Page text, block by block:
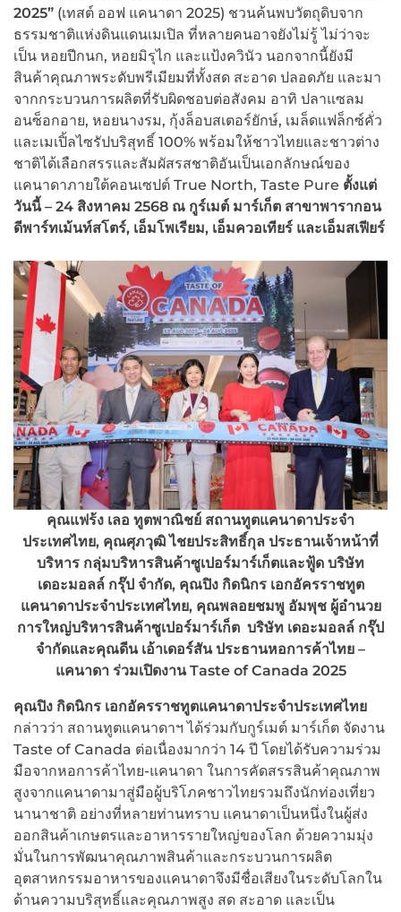
2025” (เทสต์ ออฟ แคนาดา 2025) ชวนค้นพบวัตถุดิบจาก
ธรรมชาติแห่งดินแดนเมเปิล ที่หลายคนอาจยังไม่รู้ ไม่ว่าจะ
เป็น หอยปีกนก, หอยมิรุไก และแป้งควินัว นอกจากนี้ยังมี
สินค้าคุณภาพระดับพรีเมียมที่ทั้งสด สะอาด ปลอดภัย และมา
จากกระบวนการผลิตที่รับผิดชอบต่อสังคม อาทิ ปลาแซลม
อนซ็อกอาย, หอยนางรม, กุ้งล็อบสเตอร์ยักษ์, เมล็ดแฟล็กซ์คั่ว
และเมเปิ้ลไซรัปบริสุทธิ์ 100% พร้อมให้ชาวไทยและชาวต่าง
ชาติได้เลือกสรรและสัมผัสรสชาติอันเป็นเอกลักษณ์ของ
แคนาดาภายใต้คอนเซปต์ True North, Taste Pure ตั้งแต่
วันนี้ – 24 สิงหาคม 2568 ณ กูร์เมต์ มาร์เก็ต สาขาพารากอน
ดีพาร์ทเม้นท์สโตร์, เอ็มโพเรียม, เอ็มควอเทียร์ และเอ็มสเฟียร์
คุณแฟร้ง เลอ ทูตพาณิชย์ สถานทูตแคนาดาประจำ
ประเทศไทย, คุณศุภวุฒิ ไชยประสิทธิ์กุล ประธานเจ้าหน้าที่
บริหาร กลุ่มบริหารสินค้าซูเปอร์มาร์เก็ตและฟู้ด บริษัท
เดอะมอลล์ กรุ๊ป จำกัด, คุณปิง กิดนิกร เอกอัครราชทูต
แคนาดาประจำประเทศไทย, คุณพลอยชมพู อัมพุช ผู้อำนวย
การใหญ่บริหารสินค้าซูเปอร์มาร์เก็ต บริษัท เดอะมอลล์ กรุ๊ป
จำกัดและคุณดีน เอ้าเดอร์สัน ประธานหอการค้าไทย –
แคนาดา ร่วมเปิดงาน Taste of Canada 2025
คุณปิง กิดนิกร เอกอัครราชทูตแคนาดาประจำประเทศไทย
กล่าวว่า สถานทูตแคนาดาฯ ได้ร่วมกับกูร์เมต์ มาร์เก็ต จัดงาน
Taste of Canada ต่อเนื่องมากว่า 14 ปี โดยได้รับความร่วม
มือจากหอการค้าไทย-แคนาดา ในการคัดสรรสินค้าคุณภาพ
สูงจากแคนาดามาสู่มือผู้บริโภคชาวไทยรวมถึงนักท่องเที่ยว
นานาชาติ อย่างที่หลายท่านทราบ แคนาดาเป็นหนึ่งในผู้ส่ง
ออกสินค้าเกษตรและอาหารรายใหญ่ของโลก ด้วยความมุ่ง
มั่นในการพัฒนาคุณภาพสินค้าและกระบวนการผลิต
อุตสาหกรรมอาหารของแคนาดาจึงมีชื่อเสียงในระดับโลกใน
ด้านความบริสุทธิ์และคุณภาพสูง สด สะอาด และเป็น